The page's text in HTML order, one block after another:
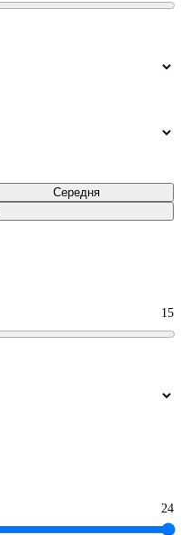
Середня
15
24